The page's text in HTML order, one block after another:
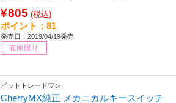
¥805 (税込)
ポイント：81
発売日：2019/04/19発売
在庫限り
ビットトレードワン
CherryMX純正 メカニカルキースイッチ